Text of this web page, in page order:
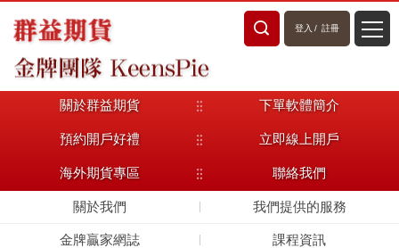
登入 / 註冊
關於群益期貨 下單軟體簡介
預約開戶好禮 立即線上開戶
海外期貨專區 聯絡我們
關於我們 我們提供的服務
金牌贏家網誌 課程資訊